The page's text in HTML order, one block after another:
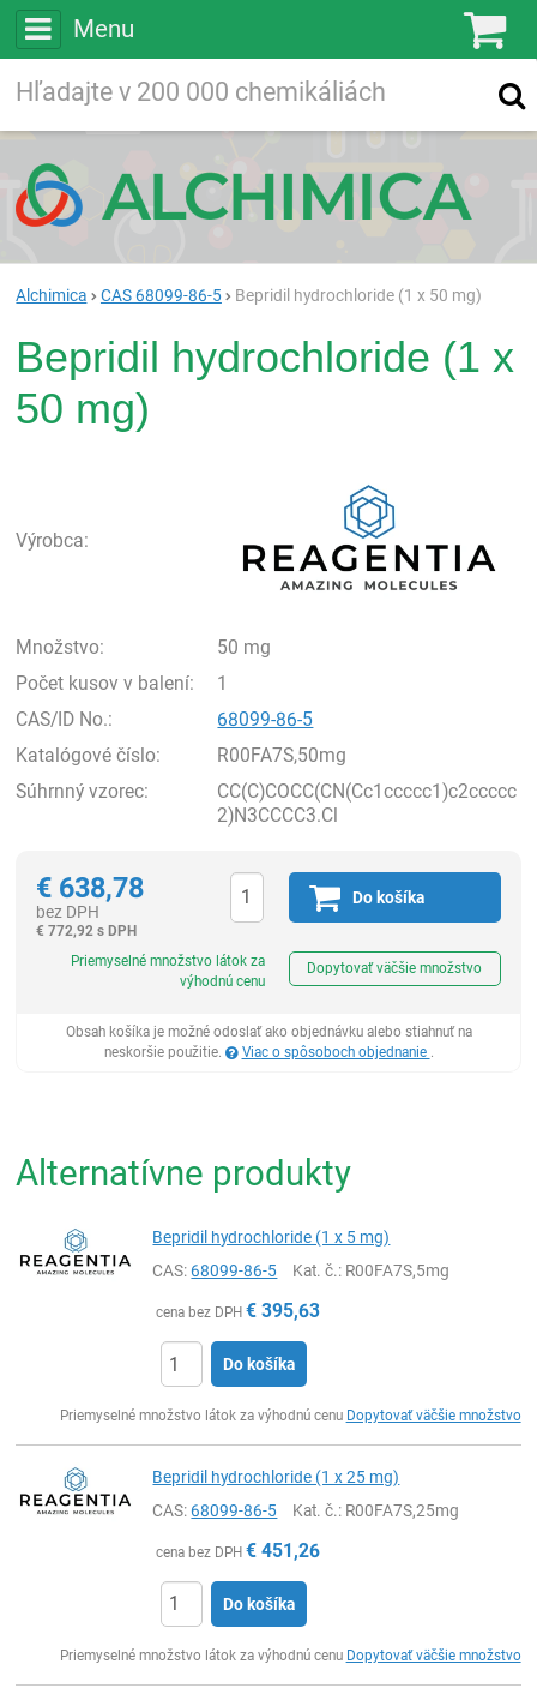
Menu
Vyhľadávanie
Alchimica CAS 68099-86-5 Bepridil hydrochloride (1 x 50 mg)
Bepridil hydrochloride (1 x
50 mg)
Výrobca:
Množstvo:
50 mg
Počet kusov v balení:
1
CAS/ID No.:
68099-86-5
Katalógové číslo:
R00FA7S,50mg
Súhrnný vzorec:
CC(C)COCC(CN(Cc1ccccc1)c2ccccc
2)N3CCCC3.Cl
€ 638,78
bez DPH
€ 772,92 s DPH
Do košíka
Priemyselné množstvo látok za
výhodnú cenu
Dopytovať väčšie množstvo
Obsah košíka je možné odoslať ako objednávku alebo stiahnuť na
neskoršie použitie.
Viac o spôsoboch objednanie .
Alternatívne produkty
Bepridil hydrochloride (1 x 5 mg)
CAS:68099-86-5 Kat. č.: R00FA7S,5mg
cena bez DPH € 395,63
Do košíka
Priemyselné množstvo látok za výhodnú cenu Dopytovať väčšie množstvo
Bepridil hydrochloride (1 x 25 mg)
CAS:68099-86-5 Kat. č.: R00FA7S,25mg
cena bez DPH € 451,26
Do košíka
Priemyselné množstvo látok za výhodnú cenu Dopytovať väčšie množstvo